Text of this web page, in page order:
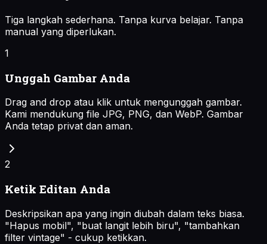
Tiga langkah sederhana. Tanpa kurva belajar. Tanpa
manual yang diperlukan.
1
Unggah Gambar Anda
Drag and drop atau klik untuk mengunggah gambar.
Kami mendukung file JPG, PNG, dan WebP. Gambar
Anda tetap privat dan aman.
2
Ketik Editan Anda
Deskripsikan apa yang ingin diubah dalam teks biasa.
"Hapus mobil", "buat langit lebih biru", "tambahkan
filter vintage" - cukup ketikkan.